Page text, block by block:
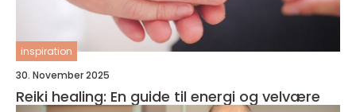
inspiration
30. November 2025
Reiki healing: En guide til energi og velvære